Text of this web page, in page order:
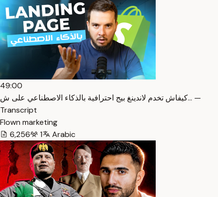
49:00
كيفاش تخدم لاندينغ بيج احترافية بالذكاء الاصطناعي على ش… —
Transcript
Flown marketing
6,256
1 Arabic